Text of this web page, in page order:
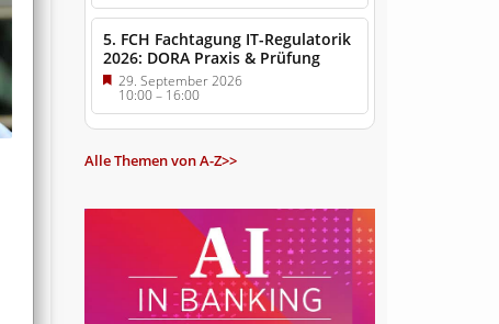
5. FCH Fachtagung IT-Regulatorik
2026: DORA Praxis & Prüfung
29. September 2026
10:00– 16:00
Alle Themen von A-Z>>